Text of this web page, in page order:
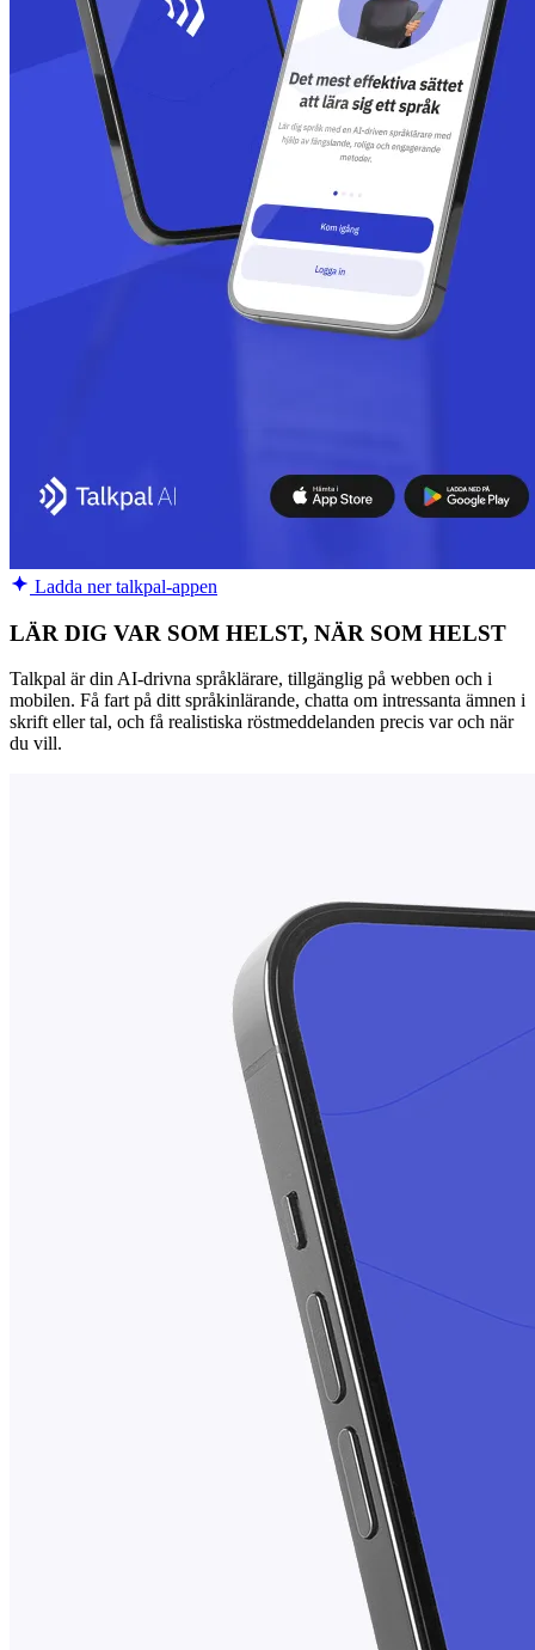
Ladda ner talkpal-appen
LÄR DIG VAR SOM HELST, NÄR SOM HELST
Talkpal är din AI-drivna språklärare, tillgänglig på webben och i
mobilen. Få fart på ditt språkinlärande, chatta om intressanta ämnen i
skrift eller tal, och få realistiska röstmeddelanden precis var och när
du vill.